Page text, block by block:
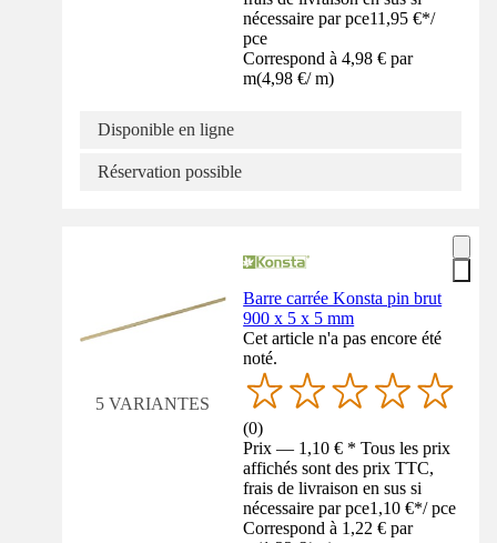
nécessaire par pce11,95 €*/
pce
Correspond à 4,98 € par
m(4,98 €/ m)
Disponible en ligne
Réservation possible
5 VARIANTES
Barre carrée Konsta pin brut
900 x 5 x 5 mm
Cet article n'a pas encore été
noté.
(0)
Prix — 1,10 € * Tous les prix
affichés sont des prix TTC,
frais de livraison en sus si
nécessaire par pce1,10 €*/ pce
Correspond à 1,22 € par